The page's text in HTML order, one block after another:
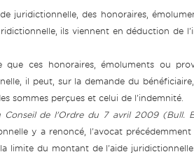
juridictionnelle, des honoraires,
ils viennent en déduction de
que ces honoraires, émoluments ou
il peut, sur la demande du
sommes perçues et celui de l'indemnité.
Conseil de l'Ordre du 7 avril 2009 (Bull.
y a renoncé, l'avocat
limite du montant de l'aide